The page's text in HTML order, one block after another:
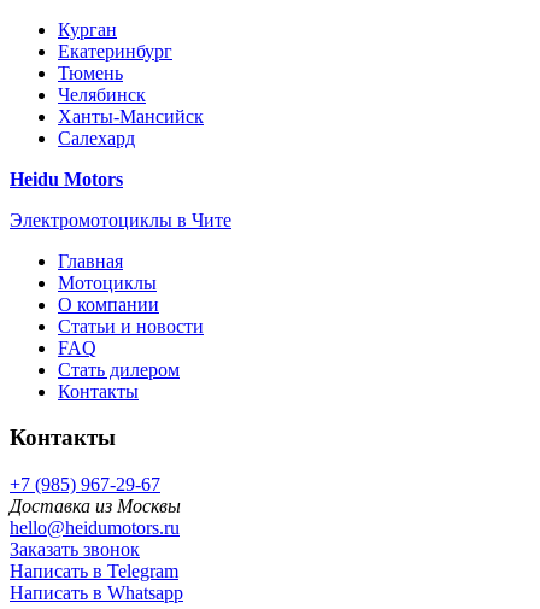
Курган
Екатеринбург
Тюмень
Челябинск
Ханты-Мансийск
Салехард
Heidu Motors
Электромотоциклы в Чите
Главная
Мотоциклы
О компании
Статьи и новости
FAQ
Стать дилером
Контакты
Контакты
+7 (985) 967-29-67
Доставка из Москвы
hello@heidumotors.ru
Заказать звонок
Написать в Telegram
Написать в Whatsapp